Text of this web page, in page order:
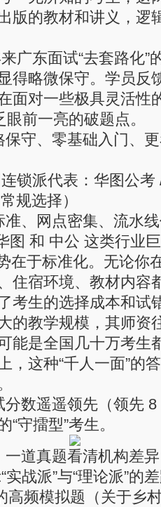
版的教材和讲义，逻
广东面试“去套路化”
得略微保守。学员反
面对一些极具灵活性
前一亮的破题点。
保守、零基础入门、
连锁派代表：华图公
规选择）
、网点密集、流水
图 和 中公 这类行业
在于标准化。无论你
住宿环境、教材内容
考生的选择成本和试
的教学规模，其师资
能是全国几十万考生
，这种“千人一面”的
分数遥遥领先（领先
守擂型”考生。
道真题看清机构差异
战派”与“理论派”的
高频模拟题（关于乡